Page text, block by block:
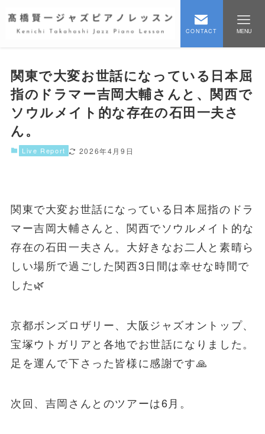
CONTACT MENU
関東で大変お世話になっている日本屈
指のドラマー吉岡大輔さんと、関西で
ソウルメイト的な存在の石田一夫さ
ん。
Live Report 2026年4月9日
関東で大変お世話になっている日本屈指のドラ
マー吉岡大輔さんと、関西でソウルメイト的な
存在の石田一夫さん。大好きなお二人と素晴ら
しい場所で過ごした関西3日間は幸せな時間で
した🌿
京都ボンズロザリー、大阪ジャズオントップ、
宝塚ウトガリアと各地でお世話になりました。
足を運んで下さった皆様に感謝です🙏
次回、吉岡さんとのツアーは6月。